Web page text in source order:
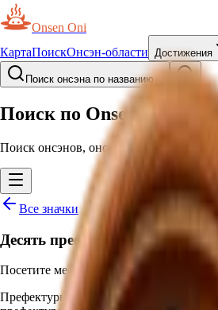
Onsen Oni
КартаПоискОнсэн-области Достижения
Поиск онсэна по названию...
Поиск по Onsen Oni
Поиск онсэнов, онсэн-курортов,
Все значки
Десять префектур
Посетите места в 10 разных
Префектуры
Начисляется автоматически